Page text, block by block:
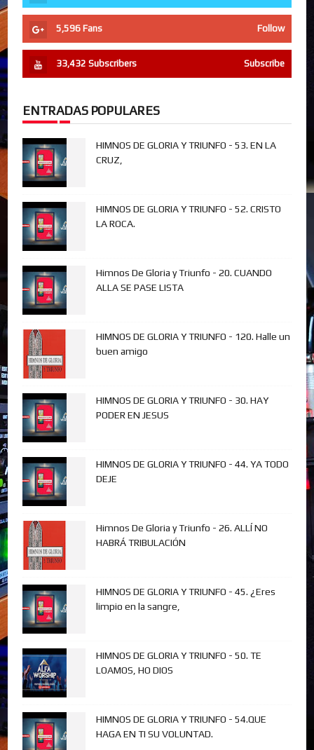
5,596 Fans Follow
33,432 Subscribers Subscribe
ENTRADAS POPULARES
HIMNOS DE GLORIA Y TRIUNFO - 53. EN LA
CRUZ,
HIMNOS DE GLORIA Y TRIUNFO - 52. CRISTO
LA ROCA.
Himnos De Gloria y Triunfo - 20. CUANDO
ALLA SE PASE LISTA
HIMNOS DE GLORIA Y TRIUNFO - 120. Halle un
buen amigo
HIMNOS DE GLORIA Y TRIUNFO - 30. HAY
PODER EN JESUS
HIMNOS DE GLORIA Y TRIUNFO - 44. YA TODO
DEJE
Himnos De Gloria y Triunfo - 26. ALLÍ NO
HABRÁ TRIBULACIÓN
HIMNOS DE GLORIA Y TRIUNFO - 45. ¿Eres
limpio en la sangre,
HIMNOS DE GLORIA Y TRIUNFO - 50. TE
LOAMOS, HO DIOS
HIMNOS DE GLORIA Y TRIUNFO - 54.QUE
HAGA EN TI SU VOLUNTAD.